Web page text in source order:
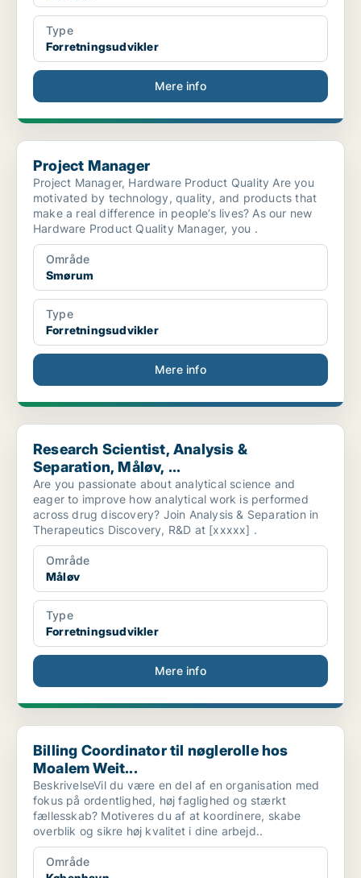
Type
Forretningsudvikler
Mere info
Project Manager
Project Manager
Project Manager, Hardware Product Quality Are you
motivated by technology, quality, and products that
make a real difference in people’s lives? As our new
Hardware Product Quality Manager, you .
Område
Smørum
Type
Forretningsudvikler
Mere info
Research Scientist, Analysis & Separation, Måløv, ...
Research Scientist, Analysis &
Separation, Måløv, ...
Are you passionate about analytical science and
eager to improve how analytical work is performed
across drug discovery? Join Analysis & Separation in
Therapeutics Discovery, R&D at [xxxxx] .
Område
Måløv
Type
Forretningsudvikler
Mere info
Billing Coordinator til nøglerolle hos Moalem Weit...
Billing Coordinator til nøglerolle hos
Moalem Weit...
BeskrivelseVil du være en del af en organisation med
fokus på ordentlighed, høj faglighed og stærkt
fællesskab? Motiveres du af at koordinere, skabe
overblik og sikre høj kvalitet i dine arbejd..
Område